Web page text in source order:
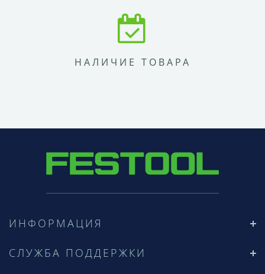
НАЛИЧИЕ ТОВАРА
ИНФОРМАЦИЯ
СЛУЖБА ПОДДЕРЖКИ